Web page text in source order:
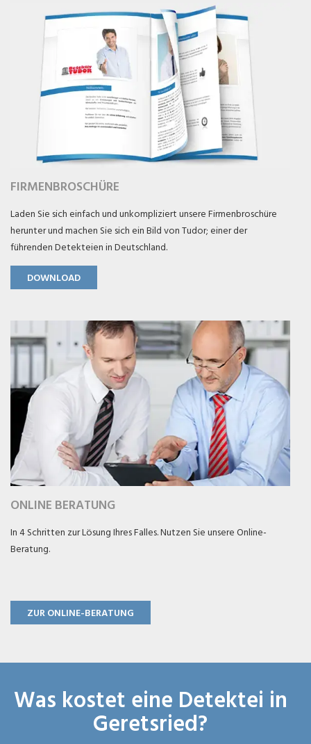
FIRMENBROSCHÜRE
Laden Sie sich einfach und unkompliziert unsere Firmenbroschüre
herunter und machen Sie sich ein Bild von Tudor; einer der
führenden Detekteien in Deutschland.
DOWNLOAD
ONLINE BERATUNG
In 4 Schritten zur Lösung Ihres Falles. Nutzen Sie unsere Online-
Beratung.
ZUR ONLINE-BERATUNG
Was kostet eine Detektei in
Geretsried?